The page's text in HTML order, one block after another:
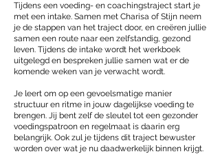
Tijdens een voeding- en coachingstraject start je
met een intake. Samen met Charisa of Stijn neem
je de stappen van het traject door, en creëren jullie
samen een route naar een zelfstandig, gezond
leven. Tijdens de intake wordt het werkboek
uitgelegd en bespreken jullie samen wat er de
komende weken van je verwacht wordt.
Je leert om op een gevoelsmatige manier
structuur en ritme in jouw dagelijkse voeding te
brengen. Jij bent zelf de sleutel tot een gezonder
voedingspatroon en regelmaat is daarin erg
belangrijk. Ook zul je tijdens dit traject bewuster
worden over wat je nu daadwerkelijk binnen krijgt.